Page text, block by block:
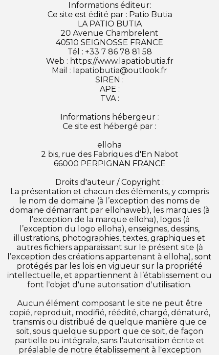
Informations éditeur:
Ce site est édité par : Patio Butia
LA PATIO BUTIA
20 Avenue Chambrelent
40510 SEIGNOSSE FRANCE
Tél : +33 7 86 78 81 58
Web : https://www.lapatiobutia.fr
Mail : lapatiobutia@outlook.fr
SIREN :
APE :
TVA :
Informations hébergeur :
Ce site est hébergé par :
elloha
2 bis, rue des Fabriques d'En Nabot
66000 PERPIGNAN FRANCE
Droits d'auteur / Copyright :
La présentation et chacun des éléments, y compris
le nom de domaine (à l’exception des noms de
domaine démarrant par ellohaweb), les marques (à
l’exception de la marque elloha), logos (à
l’exception du logo elloha), enseignes, dessins,
illustrations, photographies, textes, graphiques et
autres fichiers apparaissant sur le présent site (à
l’exception des créations appartenant à elloha), sont
protégés par les lois en vigueur sur la propriété
intellectuelle, et appartiennent à l’établissement ou
font l'objet d'une autorisation d'utilisation.
Aucun élément composant le site ne peut être
copié, reproduit, modifié, réédité, chargé, dénaturé,
transmis ou distribué de quelque manière que ce
soit, sous quelque support que ce soit, de façon
partielle ou intégrale, sans l'autorisation écrite et
préalable de notre établissement à l'exception